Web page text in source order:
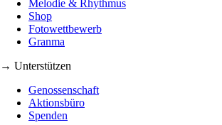
Melodie & Rhythmus
Shop
Fotowettbewerb
Granma
→ Unterstützen
Genossenschaft
Aktionsbüro
Spenden